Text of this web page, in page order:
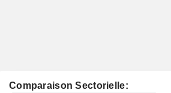
Comparaison Sectorielle: